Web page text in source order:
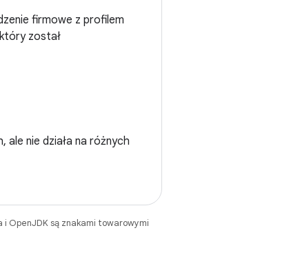
firmowe z profilem
został
ale nie działa na różnych
i OpenJDK są znakami towarowymi